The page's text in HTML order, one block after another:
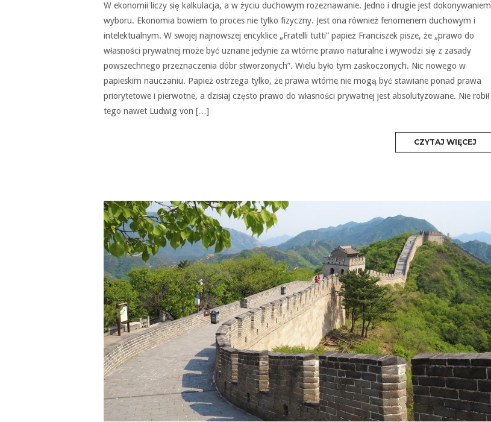
W ekonomii liczy się kalkulacja, a w życiu duchowym rozeznawanie. Jedno i drugie jest dokonywaniem
wyboru. Ekonomia bowiem to proces nie tylko fizyczny. Jest ona również fenomenem duchowym i
intelektualnym. W swojej najnowszej encyklice „Fratelli tutti” papież Franciszek pisze, że „prawo do
własności prywatnej może być uznane jedynie za wtórne prawo naturalne i wywodzi się z zasady
powszechnego przeznaczenia dóbr stworzonych”. Wielu było tym zaskoczonych. Nic nowego w
papieskim nauczaniu. Papież ostrzega tylko, że prawa wtórne nie mogą być stawiane ponad prawa
priorytetowe i pierwotne, a dzisiaj często prawo do własności prywatnej jest absolutyzowane. Nie robił
tego nawet Ludwig von […]
CZYTAJ WIĘCEJ